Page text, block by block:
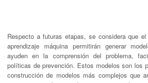
Respecto a futuras etapas, se considera que
aprendizaje máquina permitirán generar
ayuden en la comprensión del problema,
políticas de prevención. Estos modelos son los
construcción de modelos más complejos que